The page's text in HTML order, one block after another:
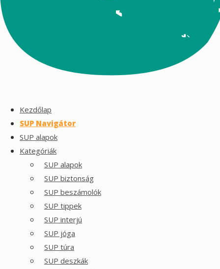
Kezdőlap
SUP Navigátor
SUP alapok
Kategóriák
SUP alapok
SUP biztonság
SUP beszámolók
SUP tippek
SUP interjú
SUP jóga
SUP túra
SUP deszkák